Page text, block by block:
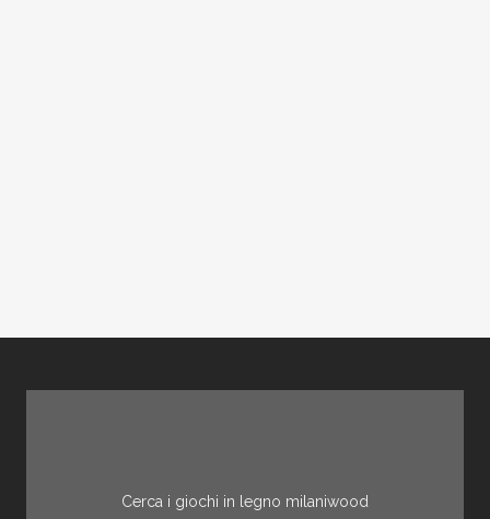
Cerca i giochi in legno milaniwood